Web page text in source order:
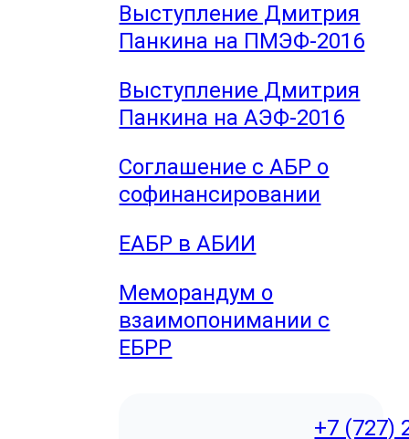
Выступление Дмитрия
Панкина на ПМЭФ-2016
Выступление Дмитрия
Панкина на АЭФ-2016
Соглашение с АБР о
софинансировании
ЕАБР в АБИИ
Меморандум о
взаимопонимании с
ЕБРР
+7 (727)